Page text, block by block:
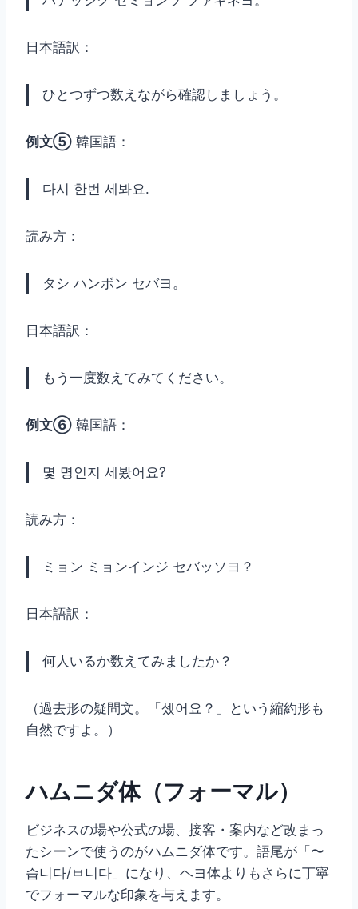
日本語訳：
ひとつずつ数えながら確認しましょう。
例文⑤ 韓国語：
다시 한번 세봐요.
読み方：
タシ ハンボン セバヨ。
日本語訳：
もう一度数えてみてください。
例文⑥ 韓国語：
몇 명인지 세봤어요?
読み方：
ミョン ミョンインジ セバッソヨ？
日本語訳：
何人いるか数えてみましたか？
（過去形の疑問文。「셌어요？」という縮約形も
自然ですよ。）
ハムニダ体（フォーマル）
ビジネスの場や公式の場、接客・案内など改まっ
たシーンで使うのがハムニダ体です。語尾が「〜
습니다/ㅂ니다」になり、ヘヨ体よりもさらに丁寧
でフォーマルな印象を与えます。